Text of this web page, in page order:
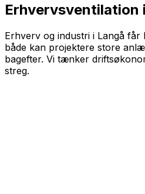
Erhvervsventilation
Erhverv og industri i Langå
både kan projektere store
bagefter. Vi tænker
streg.